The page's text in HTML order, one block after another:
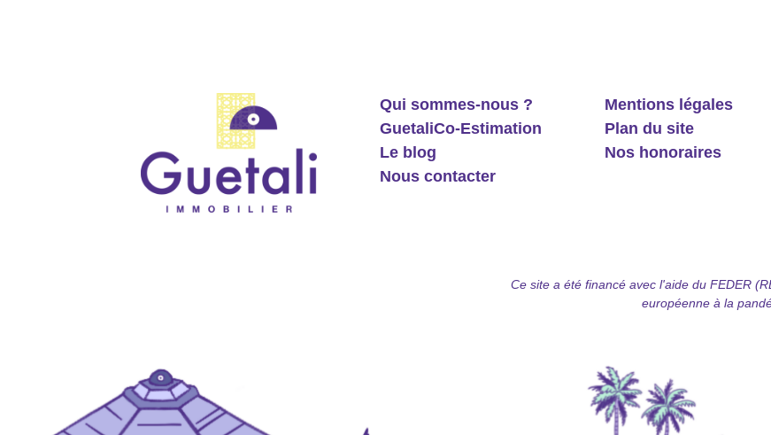
Qui sommes-nous ?
GuetaliCo-Estimation
Le blog
Nous contacter
Mentions légales
Plan du site
Nos honoraires
Ce site a été financé avec l'aide du FEDER
européenne à la